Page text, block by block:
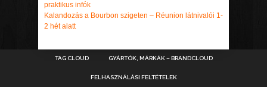
praktikus infók
Kalandozás a Bourbon szigeten – Réunion látnivalói 1-
2 hét alatt
TAG CLOUD GYÁRTÓK, MÁRKÁK – BRANDCLOUD
FELHASZNÁLÁSI FELTÉTELEK